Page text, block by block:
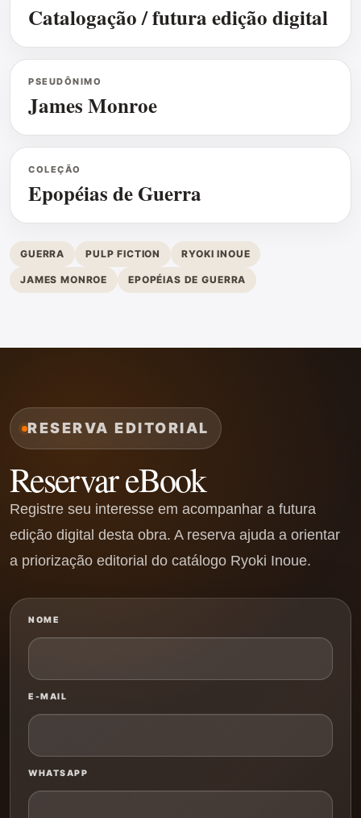
Catalogação / futura edição digital
PSEUDÔNIMO
James Monroe
COLEÇÃO
Epopéias de Guerra
GUERRA PULP FICTION RYOKI INOUE
JAMES MONROE EPOPÉIAS DE GUERRA
RESERVA EDITORIAL
Reservar eBook
Registre seu interesse em acompanhar a futura
edição digital desta obra. A reserva ajuda a orientar
a priorização editorial do catálogo Ryoki Inoue.
NOME
E-MAIL
WHATSAPP